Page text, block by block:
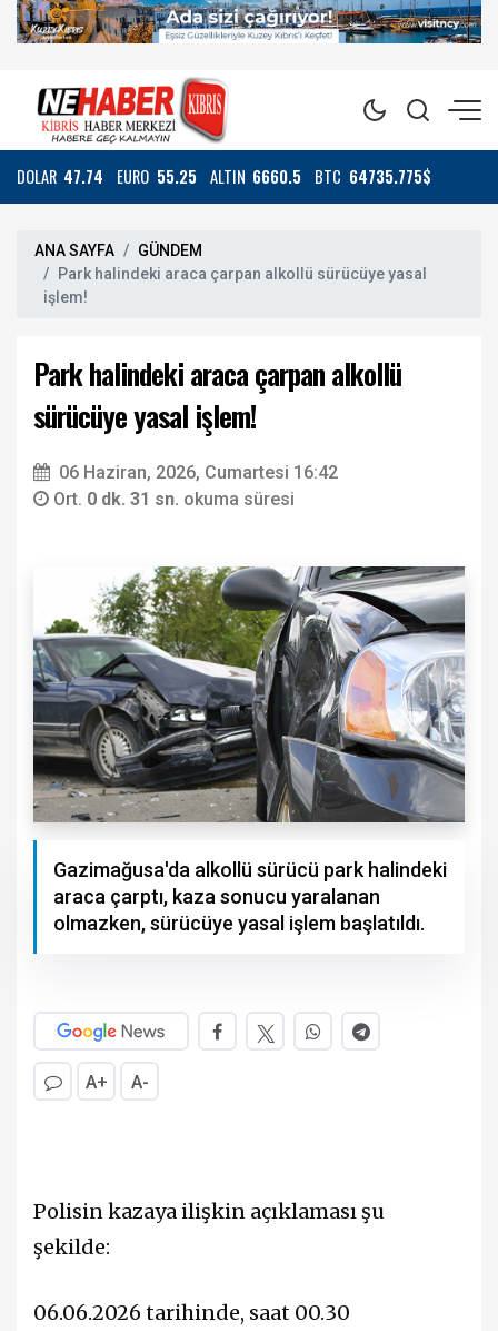
DOLAR 47.74 EURO 55.25 ALTIN 6660.5 BTC 64735.775$
ANA SAYFA
GÜNDEM
Park halindeki araca çarpan alkollü sürücüye yasal
işlem!
Park halindeki araca çarpan alkollü
sürücüye yasal işlem!
06 Haziran, 2026, Cumartesi 16:42
Ort. 0 dk. 31 sn. okuma süresi
Gazimağusa'da alkollü sürücü park halindeki
araca çarptı, kaza sonucu yaralanan
olmazken, sürücüye yasal işlem başlatıldı.
A+ A-
Polisin kazaya ilişkin açıklaması şu
şekilde:
06.06.2026 tarihinde, saat 00.30